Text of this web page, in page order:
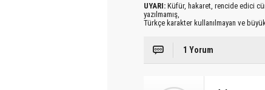
UYARI: Küfür, hakaret, rencide edici
yazılmamış,
Türkçe karakter kullanılmayan ve
1 Yorum